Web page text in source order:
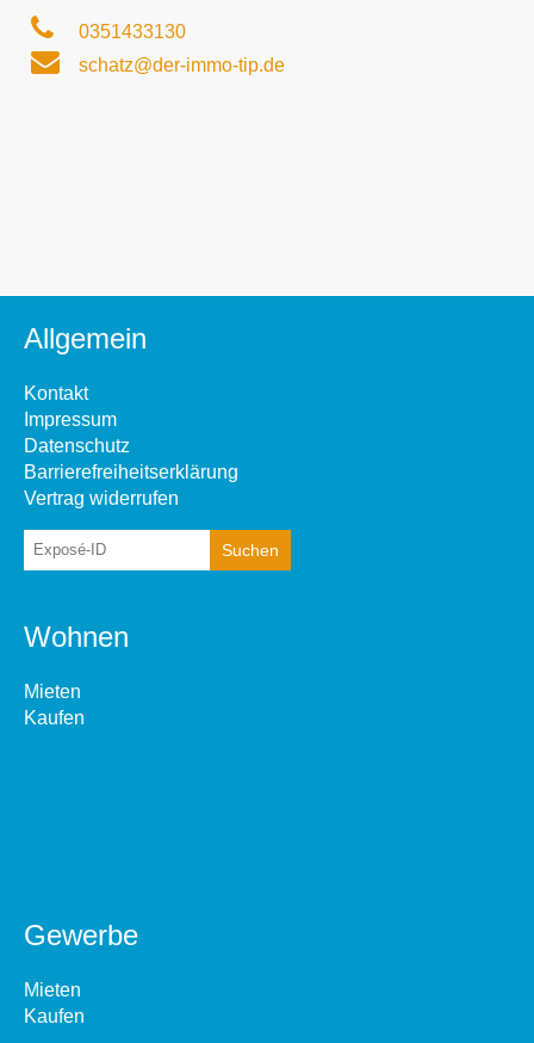
0351433130
schatz@der-immo-tip.de
Allgemein
Kontakt
Impressum
Datenschutz
Barrierefreiheitserklärung
Vertrag widerrufen
Wohnen
Mieten
Kaufen
Gewerbe
Mieten
Kaufen